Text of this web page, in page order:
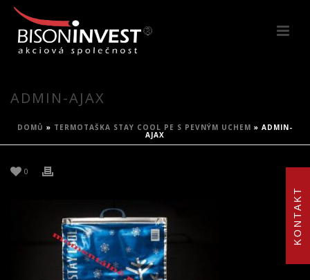
KONTAKT
ADMIN-AJAX
DOMŮ » TERMOTAŠKA STAY COOL PE S PEVNÝM UCHEM » ADMIN-
AJAX
0